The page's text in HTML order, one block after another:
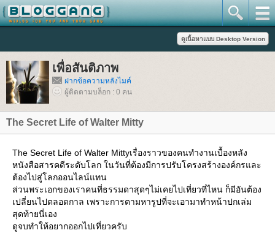
เพื่อสันติภาพ
ฝากข้อความหลังไมค์
ผู้ติดตามบล็อก : 0 คน
The Secret Life of Walter Mitty
The Secret Life of Walter Mittyเรื่องราวของคนทำงานเบื้องหลัง
หนังสือสารคดีระดับโลก ในวันที่ต้องมีการปรับโครงสร้างองค์กรและ
ต้องไปสู่โลกออนไลน์แทน
ส่วนพระเอกของเราคนที่ธรรมดาสุดๆไม่เคยไปเที่ยวที่ไหน ก็มีอันต้อง
เปลี่ยนไปตลอดกาล เพราะการตามหารูปที่จะเอามาทำหน้าปกเล่ม
สุดท้ายนี่เอง
ดูจบทำให้อยากออกไปเที่ยวครับ